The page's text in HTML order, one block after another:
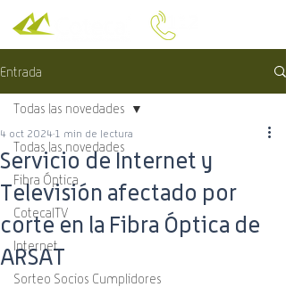
Entrada
Todas las novedades
Fibra Óptica
CotecalTV
Internet
Sorteo Socios Cumplidores
Todas las novedades
Servicio de Internet y
Televisión afectado por
corte en la Fibra Óptica de
ARSAT
4 oct 2024 1 min de lectura